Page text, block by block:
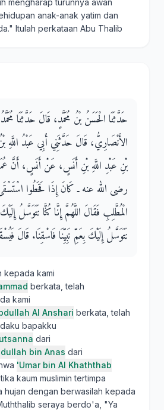
mengharap turunnya awan
anak-anak yatim dan
Itulah perkataan Abu Thalib
حَدَّثَنَا الْحَسَنُ بْنُ مُحَمَّدٍ، قَالَ حَدَّثَنَا
الأَنْصَارِيُّ، قَالَ حَدَّثَنِي أَبِي عَبْدُ اللَّهِ
بْنِ عَبْدِ اللَّهِ بْنِ أَنَسٍ، عَنْ أَنَسٍ، أَنَّ
رضى الله عنه ـ كَانَ إِذَا قَحَطُوا
الْمُطَّلِبِ فَقَالَ اللَّهُمَّ إِنَّا كُنَّا نَتَوَسَّلُ إِلَيْكَ
نَتَوَسَّلُ إِلَيْكَ بِعَمِّ نَبِيِّنَا فَاسْقِنَا‏.‏ قَالَ
kepada kami
berkata, telah
kami
Al Anshari berkata, telah
bapakku
dari
bin Anas dari
'Umar bin Al Khaththab
kaum muslimin tertimpa
hujan dengan berwasilah kepada
seraya berdo'a, "Ya